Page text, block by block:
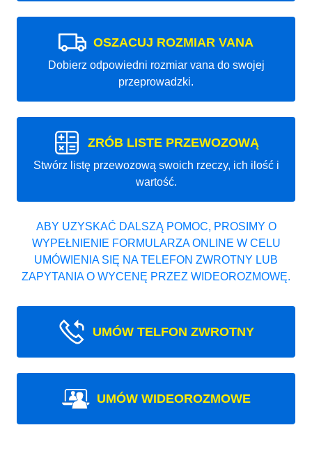
OSZACUJ ROZMIAR VANA
Dobierz odpowiedni rozmiar vana do swojej
przeprowadzki.
ZRÓB LISTE PRZEWOZOWĄ
Stwórz listę przewozową swoich rzeczy, ich ilość i
wartość.
ABY UZYSKAĆ DALSZĄ POMOC, PROSIMY O
WYPEŁNIENIE FORMULARZA ONLINE W CELU
UMÓWIENIA SIĘ NA TELEFON ZWROTNY LUB
ZAPYTANIA O WYCENĘ PRZEZ WIDEOROZMOWĘ.
UMÓW TELFON ZWROTNY
UMÓW WIDEOROZMOWE